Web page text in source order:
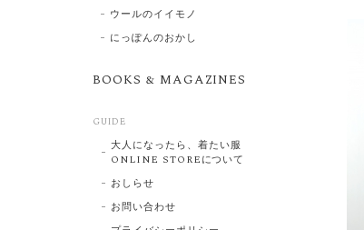
ウールのイイモノ
にっぽんのおかし
BOOKS & MAGAZINES
GUIDE
大人になったら、着たい服
ONLINE STOREについて
おしらせ
お問い合わせ